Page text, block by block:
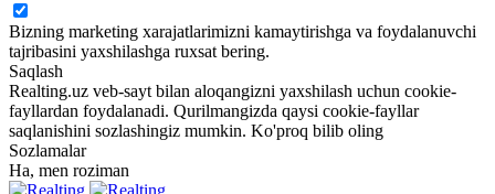
Bizning marketing xarajatlarimizni kamaytirishga va foydalanuvchi
tajribasini yaxshilashga ruxsat bering.
Saqlash
Realting.uz veb-sayt bilan aloqangizni yaxshilash uchun cookie-
fayllardan foydalanadi. Qurilmangizda qaysi cookie-fayllar
saqlanishini sozlashingiz mumkin. Ko'proq bilib oling
Sozlamalar
Ha, men roziman